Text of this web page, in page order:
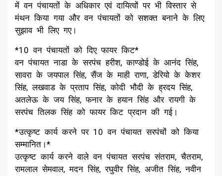
में वन पंचायतों के अधिकार एवं दायित्वों पर भी विस्तार से
मंथन किया गया और वन पंचायतों को सशक्त बनाने के लिए
सुझाव भी लिए गए।
*10 वन पंचायतों को दिए फायर किट*
वन पंचायत नाडा के सरपंच हरीश, काण्डोई के आनंद सिंह,
सावरा के जयपाल सिंह, सैंज के माही राणा, डेरियो के केशर
सिंह, लखवाड के प्रताप सिंह, कोदी भौदी के ह्रदय सिंह,
अतलेऊ के जय सिंह, फनार के हयान सिंह और रायगी के
सरपंच तिलक सिंह को फायर किट प्रदान की गई।
*उत्कृष्ट कार्य करने पर 10 वन पंचायत सरपंचों को किया
सम्मानित।*
उत्कृष्ट कार्य करने वाले वन पंचायत सरपंच संतराम, चैतराम,
रामलाल सेमवाल, मदन सिंह, रघुवीर सिंह, अजीत सिंह, नवीन